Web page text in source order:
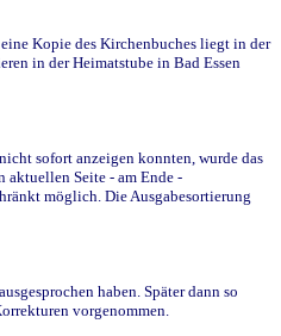
Kopie des Kirchenbuches liegt in der
in der Heimatstube in Bad Essen
sofort anzeigen konnten, wurde das
aktuellen Seite - am Ende -
möglich. Die Ausgabesortierung
haben. Später dann so
vorgenommen.